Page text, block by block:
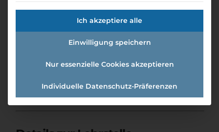
Lehrling
Einzelhandelskaufmann:einzel
handelskauffrau
»Offene Lehrstellen»Lehrling
Einzelhandelskaufmann:Einzelhandelskauffrau
Ich akzeptiere alle
Einwilligung speichern
Nur essenzielle Cookies akzeptieren
Individuelle Datenschutz-Präferenzen